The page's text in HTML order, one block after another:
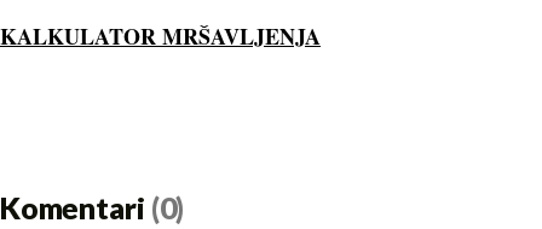
KALKULATOR MRŠAVLJENJA
Komentari (0)